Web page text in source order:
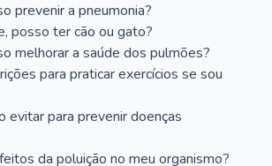
prevenir a pneumonia?
posso ter cão ou gato?
melhorar a saúde dos pulmões?
para praticar exercícios se sou
evitar para prevenir doenças
da poluição no meu organismo?